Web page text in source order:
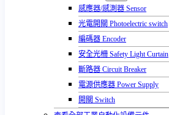
感應器/感測器 Sensor
光電開關 Photoelectric switch
編碼器 Encoder
安全光柵 Safety Light Curtain
斷路器 Circuit Breaker
電源供應器 Power Supply
開關 Switch